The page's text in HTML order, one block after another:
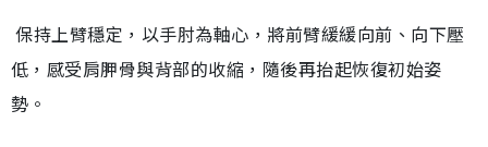
保持上臂穩定，以手肘為軸心，將前臂緩緩向前、向下壓
低，感受肩胛骨與背部的收縮，隨後再抬起恢復初始姿
勢。